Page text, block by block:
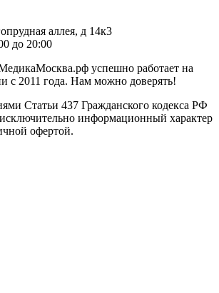
аллея, д 14к3
до 20:00
успешно работает на
с 2011 года. Нам можно доверять!
Статьи 437 Гражданского кодекса РФ
информационный характер
офертой.